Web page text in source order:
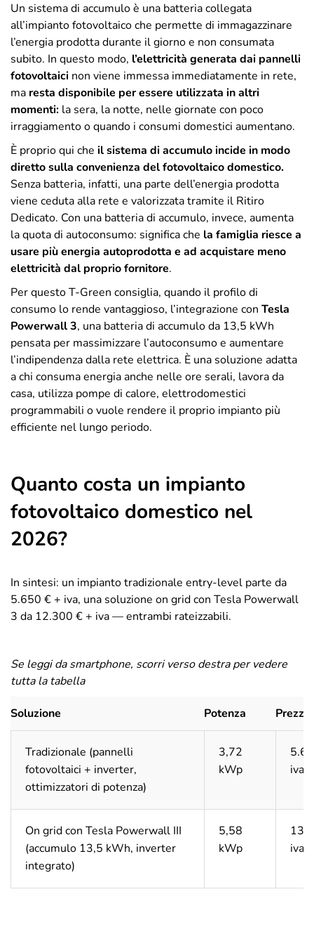
Un sistema di accumulo è una batteria collegata
all’impianto fotovoltaico che permette di immagazzinare
l’energia prodotta durante il giorno e non consumata
subito. In questo modo, l’elettricità generata dai pannelli
fotovoltaici non viene immessa immediatamente in rete,
ma resta disponibile per essere utilizzata in altri
momenti: la sera, la notte, nelle giornate con poco
irraggiamento o quando i consumi domestici aumentano.
È proprio qui che il sistema di accumulo incide in modo
diretto sulla convenienza del fotovoltaico domestico.
Senza batteria, infatti, una parte dell’energia prodotta
viene ceduta alla rete e valorizzata tramite il Ritiro
Dedicato. Con una batteria di accumulo, invece, aumenta
la quota di autoconsumo: significa che la famiglia riesce a
usare più energia autoprodotta e ad acquistare meno
elettricità dal proprio fornitore.
Per questo T-Green consiglia, quando il profilo di
consumo lo rende vantaggioso, l’integrazione con Tesla
Powerwall 3, una batteria di accumulo da 13,5 kWh
pensata per massimizzare l’autoconsumo e aumentare
l’indipendenza dalla rete elettrica. È una soluzione adatta
a chi consuma energia anche nelle ore serali, lavora da
casa, utilizza pompe di calore, elettrodomestici
programmabili o vuole rendere il proprio impianto più
efficiente nel lungo periodo.
Quanto costa un impianto
fotovoltaico domestico nel
2026?
In sintesi: un impianto tradizionale entry-level parte da
5.650 € + iva, una soluzione on grid con Tesla Powerwall
3 da 12.300 € + iva — entrambi rateizzabili.
Se leggi da smartphone, scorri verso destra per vedere
tutta la tabella
Soluzione Potenza Prezzo
Tradizionale (pannelli
fotovoltaici + inverter,
ottimizzatori di potenza)
3,72
kWp
iva
On grid con Tesla Powerwall III
(accumulo 13,5 kWh, inverter
integrato)
5,58
kWp
iva